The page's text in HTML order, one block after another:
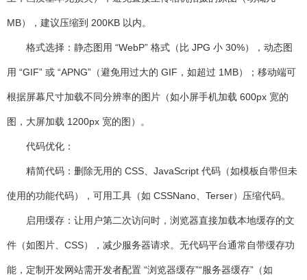
MB），建议压缩到 200KB 以内。
格式选择：静态图用 “WebP” 格式（比 JPG 小 30%），动态图
用 “GIF” 或 “APNG”（避免用过大的 GIF，如超过 1MB）；移动端可
根据屏幕尺寸加载不同分辨率的图片（如小屏手机加载 600px 宽的
图，大屏加载 1200px 宽的图）。
代码优化 ：
精简代码：删除无用的 CSS、JavaScript 代码（如模板自带但未
使用的功能代码），可用工具（如 CSSNano、Terser）压缩代码。
启用缓存：让用户第二次访问时，浏览器直接加载本地缓存的文
件（如图片、CSS），减少服务器请求。无代码平台通常自带缓存功
能，定制开发网站需开发者配置 “浏览器缓存”“服务器缓存”（如